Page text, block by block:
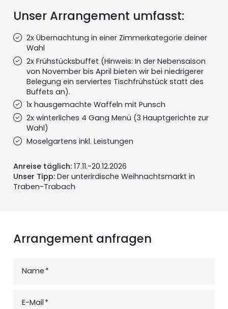
Unser Arrangement umfasst:
2x Übernachtung in einer Zimmerkategorie deiner
Wahl
2x Frühstücksbuffet (Hinweis: In der Nebensaison
von November bis April bieten wir bei niedrigerer
Belegung ein serviertes Tischfrühstück statt des
Buffets an).
1x hausgemachte Waffeln mit Punsch
2x winterliches 4 Gang Menü (3 Hauptgerichte zur
Wahl)
Moselgartens inkl. Leistungen
Anreise täglich: 17.11.-20.12.2026
Unser Tipp: Der unterirdische Weihnachtsmarkt in
Traben-Trabach
Arrangement anfragen
Name
E-Mail